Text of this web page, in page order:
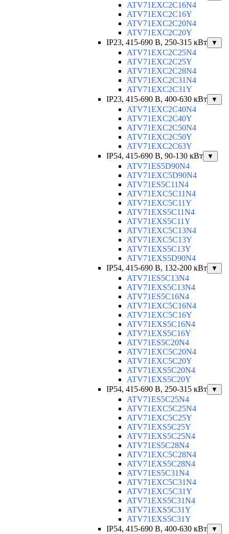
ATV71EXC2C16N4
ATV71EXC2C16Y
ATV71EXC2C20N4
ATV71EXC2C20Y
IP23, 415-690 B, 250-315 кВт
▼
ATV71EXC2C25N4
ATV71EXC2C25Y
ATV71EXC2C28N4
ATV71EXC2C31N4
ATV71EXC2C31Y
IP23, 415-690 B, 400-630 кВт
▼
ATV71EXC2C40N4
ATV71EXC2C40Y
ATV71EXC2C50N4
ATV71EXC2C50Y
ATV71EXC2C63Y
IP54, 415-690 B, 90-130 кВт
▼
ATV71ES5D90N4
ATV71EXC5D90N4
ATV71ES5C11N4
ATV71EXC5C11N4
ATV71EXC5C11Y
ATV71EXS5C11N4
ATV71EXS5C11Y
ATV71EXC5C13N4
ATV71EXC5C13Y
ATV71EXS5C13Y
ATV71EXS5D90N4
IP54, 415-690 B, 132-200 кВт
▼
ATV71ES5C13N4
ATV71EXS5C13N4
ATV71ES5C16N4
ATV71EXC5C16N4
ATV71EXC5C16Y
ATV71EXS5C16N4
ATV71EXS5C16Y
ATV71ES5C20N4
ATV71EXC5C20N4
ATV71EXC5C20Y
ATV71EXS5C20N4
ATV71EXS5C20Y
IP54, 415-690 B, 250-315 кВт
▼
ATV71ES5C25N4
ATV71EXC5C25N4
ATV71EXC5C25Y
ATV71EXS5C25Y
ATV71EXS5C25N4
ATV71ES5C28N4
ATV71EXC5C28N4
ATV71EXS5C28N4
ATV71ES5C31N4
ATV71EXC5C31N4
ATV71EXC5C31Y
ATV71EXS5C31N4
ATV71EXS5C31Y
ATV71EXS5C31Y
IP54, 415-690 B, 400-630 кВт
▼